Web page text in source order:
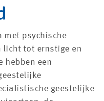
met psychische
licht tot ernstige en
hebben een
geestelijke